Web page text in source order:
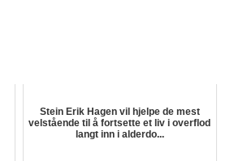
Stein Erik Hagen vil hjelpe de mest
velstående til å fortsette et liv i overflod
langt inn i alderdo...